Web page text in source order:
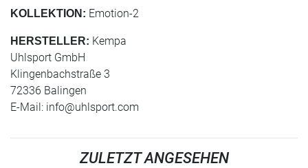
KOLLEKTION: Emotion-2
HERSTELLER: Kempa
Uhlsport GmbH
Klingenbachstraße 3
72336 Balingen
E-Mail: info@uhlsport.com
ZULETZT ANGESEHEN